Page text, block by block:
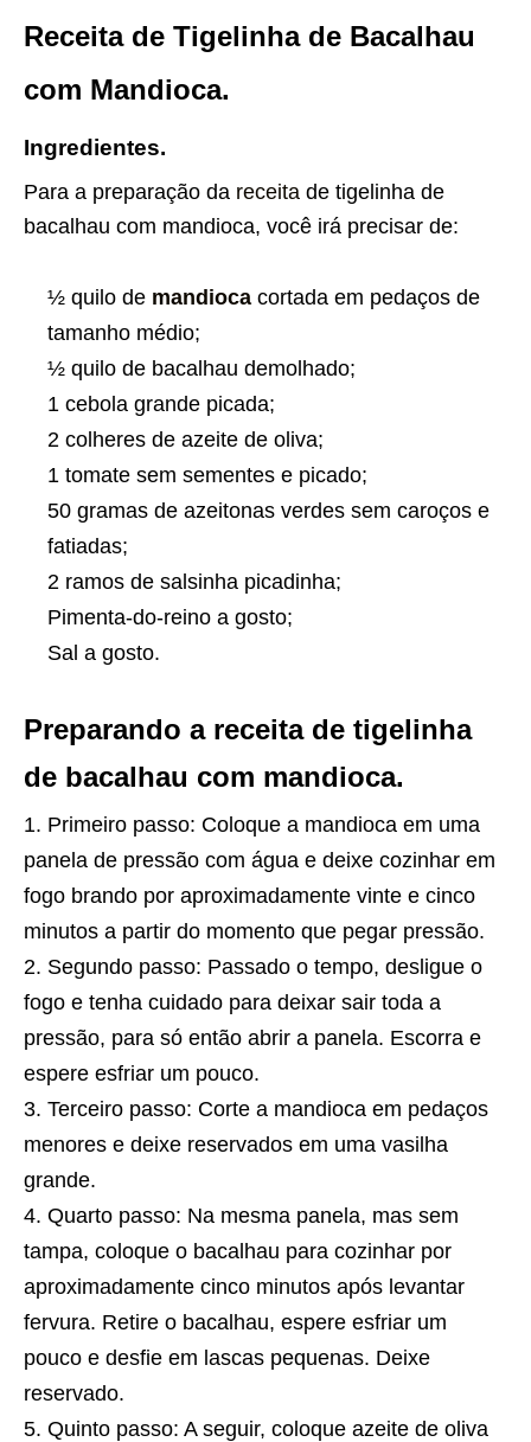
Receita de Tigelinha de Bacalhau
com Mandioca.
Ingredientes.
Para a preparação da receita de tigelinha de
bacalhau com mandioca, você irá precisar de:
½ quilo de mandioca cortada em pedaços de
tamanho médio;
½ quilo de bacalhau demolhado;
1 cebola grande picada;
2 colheres de azeite de oliva;
1 tomate sem sementes e picado;
50 gramas de azeitonas verdes sem caroços e
fatiadas;
2 ramos de salsinha picadinha;
Pimenta-do-reino a gosto;
Sal a gosto.
Preparando a receita de tigelinha
de bacalhau com mandioca.
Primeiro passo: Coloque a mandioca em uma
panela de pressão com água e deixe cozinhar em
fogo brando por aproximadamente vinte e cinco
minutos a partir do momento que pegar pressão.
Segundo passo: Passado o tempo, desligue o
fogo e tenha cuidado para deixar sair toda a
pressão, para só então abrir a panela. Escorra e
espere esfriar um pouco.
Terceiro passo: Corte a mandioca em pedaços
menores e deixe reservados em uma vasilha
grande.
Quarto passo: Na mesma panela, mas sem
tampa, coloque o bacalhau para cozinhar por
aproximadamente cinco minutos após levantar
fervura. Retire o bacalhau, espere esfriar um
pouco e desfie em lascas pequenas. Deixe
reservado.
Quinto passo: A seguir, coloque azeite de oliva